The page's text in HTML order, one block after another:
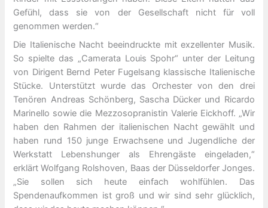
Gefühl, dass sie von der Gesellschaft nicht für voll
genommen werden.“
Die Italienische Nacht beeindruckte mit exzellenter Musik.
So spielte das „Camerata Louis Spohr“ unter der Leitung
von Dirigent Bernd Peter Fugelsang klassische Italienische
Stücke. Unterstützt wurde das Orchester von den drei
Tenören Andreas Schönberg, Sascha Dücker und Ricardo
Marinello sowie die Mezzosopranistin Valerie Eickhoff. „Wir
haben den Rahmen der italienischen Nacht gewählt und
haben rund 150 junge Erwachsene und Jugendliche der
Werkstatt Lebenshunger als Ehrengäste eingeladen,“
erklärt Wolfgang Rolshoven, Baas der Düsseldorfer Jonges.
„Sie sollen sich heute einfach wohlfühlen. Das
Spendenaufkommen ist groß und wir sind sehr glücklich,